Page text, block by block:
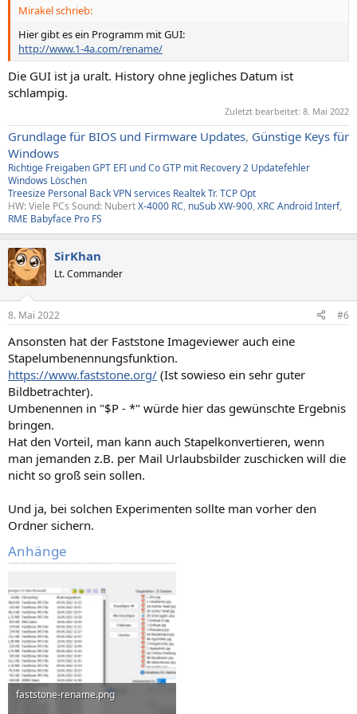
Mirakel schrieb:
Hier gibt es ein Programm mit GUI:
http://www.1-4a.com/rename/
Die GUI ist ja uralt. History ohne jegliches Datum ist
schlampig.
Zuletzt bearbeitet: 8. Mai 2022
Grundlage für BIOS und Firmware Updates, Günstige Keys für
Windows
Richtige FreigabenGPT EFI und CoGTP mit Recovery2 Updatefehler
Windows Löschen
Treesize Personal BackVPN services Realtek Tr.TCP Opt
HW: Viele PCs Sound: NubertX-4000 RC, nuSub XW-900, XRC Android Interf,
RME Babyface Pro FS
SirKhan
Lt. Commander
8. Mai 2022 #6
Ansonsten hat der Faststone Imageviewer auch eine
Stapelumbenennungsfunktion.
https://www.faststone.org/ (Ist sowieso ein sehr guter
Bildbetrachter).
Umbenennen in "$P - *" würde hier das gewünschte Ergebnis
bringen.
Hat den Vorteil, man kann auch Stapelkonvertieren, wenn
man jemanden z.B. per Mail Urlaubsbilder zuschicken will die
nicht so groß sein sollen.
Und ja, bei solchen Experimenten sollte man vorher den
Ordner sichern.
Anhänge
faststone-rename.png